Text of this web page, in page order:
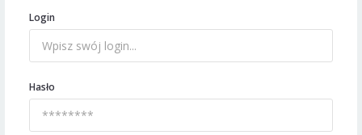
Login
Hasło